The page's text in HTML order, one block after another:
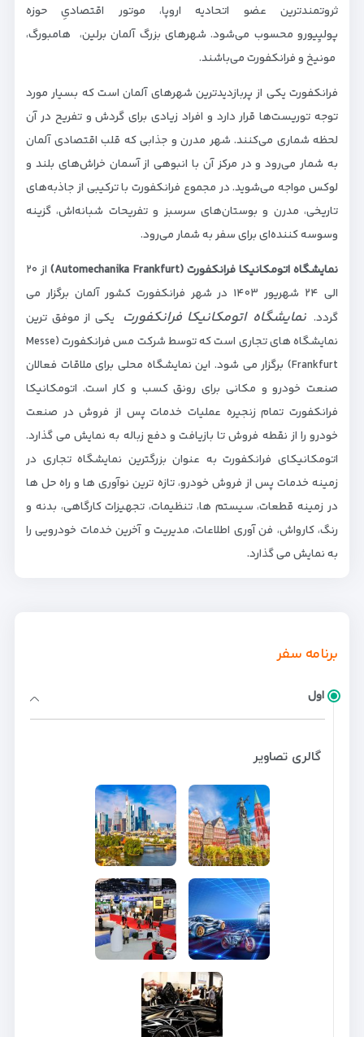
ثروتمندترین عضو اتحادیه اروپا، موتور اقتصادیِ حوزه
پولیِیورو محسوب می‌شود. شهر‌های بزرگ آلمان برلین، هامبورگ،
مونیخ و فرانکفورت‌ می‌باشند.
فرانکفورت یکی از پربازدیدترین شهرهای آلمان است که بسیار مورد
توجه توریست‌ها قرار دارد و افراد زیادی برای گردش و تفریح در آن
لحظه شماری می‌کنند. شهر مدرن و جذابی که قلب اقتصادی آلمان
به شمار می‌رود و در مرکز آن با انبوهی از آسمان‌ خراش‌های بلند و
لوکس مواجه می‌شوید. در مجموع فرانکفورت با ترکیبی از جاذبه‌های
تاریخی، مدرن و بوستان‌های سرسبز و تفریحات شبانه‌اش، گزینه
وسوسه کننده‌ای برای سفر به شمار می‌رود.
نمایشگاه اتومکانیکا فرانکفورت (Automechanika Frankfurt)
از ۲۰
الی ۲۴ شهریور ۱۴۰۳ در شهر فرانکفورت کشور آلمان برگزار می
گردد. نمایشگاه اتومکانیکا فرانکفورت یکی از موفق ترین
نمایشگاه های تجاری است که توسط شرکت مس فرانکفورت (Messe
Frankfurt) برگزار می شود. این نمایشگاه محلی برای ملاقات فعالان
صنعت خودرو و مکانی برای رونق کسب و کار است. اتومکانیکا
فرانکفورت تمام زنجیره عملیات خدمات پس از فروش در صنعت
خودرو را از نقطه فروش تا بازیافت و دفع زباله به نمایش می گذارد.
اتومکانیکای فرانکفورت به عنوان بزرگترین نمایشگاه تجاری در
زمینه خدمات پس از فروش خودرو، تازه ترین نوآوری ها و راه حل ها
در زمینه قطعات، سیستم ها، تنظیمات، تجهیزات کارگاهی، بدنه و
رنگ، کارواش، فن آوری اطلاعات، مدیریت و آخرین خدمات خودرویی را
به نمایش می گذارد.
برنامه سفر
اول
گالری تصاویر